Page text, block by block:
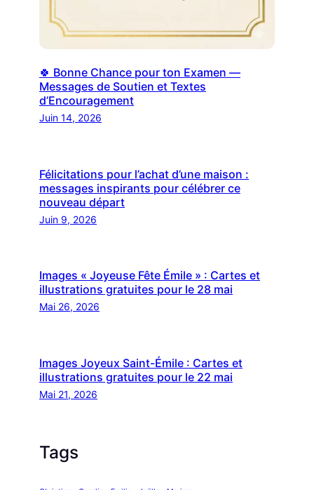
🍀 Bonne Chance pour ton Examen —
Messages de Soutien et Textes
d’Encouragement
Juin 14, 2026
Félicitations pour l’achat d’une maison :
messages inspirants pour célébrer ce
nouveau départ
Juin 9, 2026
Images « Joyeuse Fête Émile » : Cartes et
illustrations gratuites pour le 28 mai
Mai 26, 2026
Images Joyeux Saint-Émile : Cartes et
illustrations gratuites pour le 22 mai
Mai 21, 2026
Tags